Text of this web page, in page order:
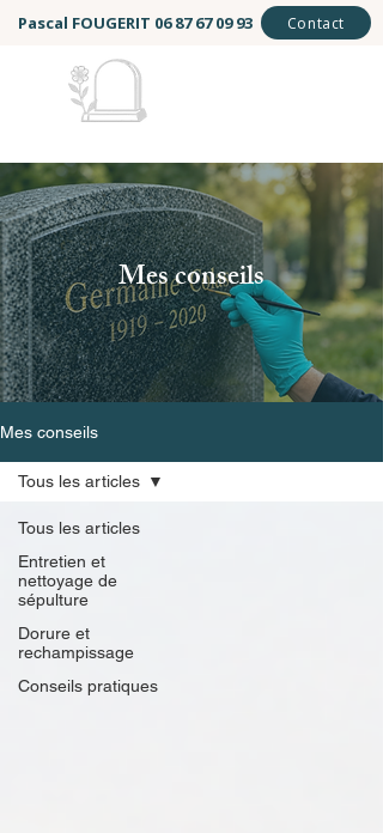
Pascal FOUGERIT 06 87 67 09 93 Contact
Mes conseils
Mes conseils
Tous les articles
Entretien et
nettoyage de
sépulture
Dorure et
rechampissage
Conseils pratiques
Tous les articles